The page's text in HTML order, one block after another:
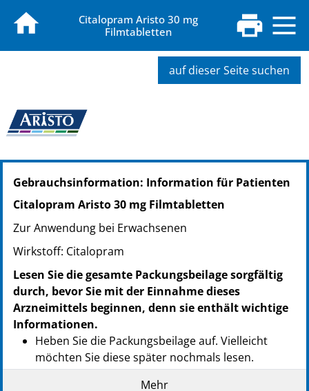
Citalopram Aristo 30 mg
Filmtabletten
auf dieser Seite suchen
PZN: 05028173
PPN: 110502817342
PZN: 05028196
PZN: 05028262
PPN: 110502826230
Gebrauchsinformation: Information für Patienten
Citalopram Aristo 30 mg Filmtabletten
Zur Anwendung bei Erwachsenen
Wirkstoff: Citalopram
Lesen Sie die gesamte Packungsbeilage sorgfältig
durch, bevor Sie mit der Einnahme dieses
Arzneimittels beginnen, denn sie enthält wichtige
Informationen.
Heben Sie die Packungsbeilage auf. Vielleicht
möchten Sie diese später nochmals lesen.
Wenn Sie weitere Fragen haben, wenden Sie sich
Mehr